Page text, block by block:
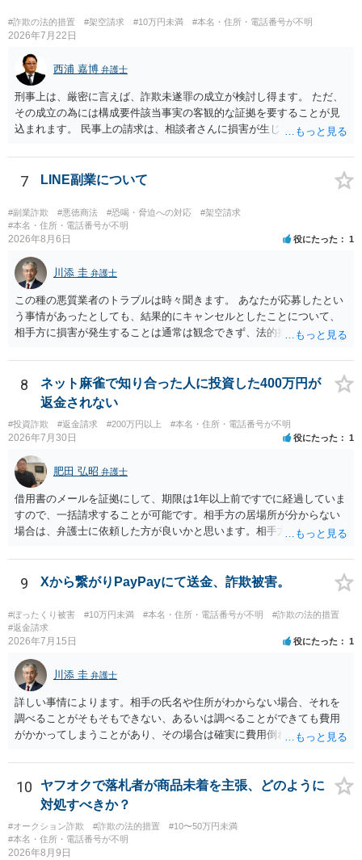
出してしまったのでしょう。 残っているのが無記名（つまり，自分の
物に記名していない）のようですから，記名を気にしていない方だと
思います。 この場合は，過失にすぎませんから，窃盗罪は成立せず，
刑事的処罰を求めることはできません。 【弁償してもらうことは可能
か】 刑事ではなく民事の場合，不法行為に基づく損害賠償請求が問題
となります。 不法行為に基づく損害賠償請求は，故意だけではなく過
失も対象となります。 したがいまして，弁償してもらうことは可能で
す。 ただし，間違えた方が誰かわかることが重要にはなります。
#詐欺の法的措置 #架空請求 #10万円未満 #本名・住所・電話番号が不明
2026年7月22日
西浦 嘉博 弁護士
刑事上は、厳密に言えば、詐欺未遂罪の成立が検討し得ます。 ただ、
その成立の為には構成要件該当事実の客観的な証拠を要することが見
込まれます。 民事上の請求は、相談者さんに損害が生じていない以
い場合、最寄りの法律事務所での相談を検討ください。 上記、ご参考
ください。
7 LINE副業について
#副業詐欺 #悪徳商法 #恐喝・脅迫への対応
#架空請求
#本名・住所・電話番号が不明
2026年8月6日 役にたった 1
川添 圭 弁護士
この種の悪質業者のトラブルは時々聞きます。 あなたが応募したとい
う事情があったとしても、結果的にキャンセルとしたことについて、
相手方に損害が発生することは通常は観念できず、法的措置を採って
ず、最寄りの消費生活センターへ相談し、連絡を無視してよいかどう
かのアドバイスを受けられることをお勧めします。しつこいようであ
れば、弁護士へ依頼して警告してもらうことも必要になるかもしれま
8
ネット麻雀で知り合った人に投資した400万円が
返金されない
#投資詐欺 #返金請求 #200万円以上 #本名・住所・電話番号が不明
2026年7月30日 役にたった 1
肥田 弘昭 弁護士
借用書のメールを証拠にして、期限は1年以上前ですでに経過していま
すので、一括請求することが可能です。相手方の居場所が分からない
場合は、弁護士に依頼した方が良いかと思います。相手方の居場所が
さい。
9 Xから繋がりPayPayにて送金、詐欺被害。
#ぼったくり被害 #10万円未満 #本名・住所・電話番号が不明
#詐欺の法的措置
#返金請求
2026年7月15日 役にたった 1
川添 圭 弁護士
詳しい事情によります。相手の氏名や住所がわからない場合、それを
調べることがそもそもできない、あるいは調べることができても費用
がかかってしまうことがあり、その場合は確実に費用倒れになりそう
10
ヤフオクで落札者が商品未着を主張、どのように
対処すべきか？
#オークション詐欺 #詐欺の法的措置
#10〜50万円未満
#本名・住所・電話番号が不明
2026年8月9日